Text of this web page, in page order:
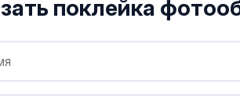
поклейка